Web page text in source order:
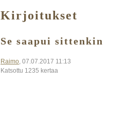
Kirjoitukset
Se saapui sittenkin
Raimo, 07.07.2017 11:13
Katsottu 1235 kertaa